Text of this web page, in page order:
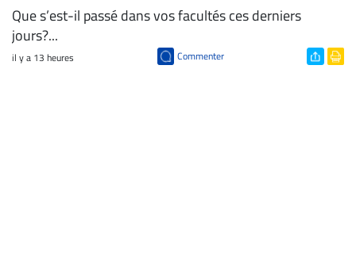
Que s’est-il passé dans vos facultés ces derniers
jours?...
il y a 13 heures Commenter